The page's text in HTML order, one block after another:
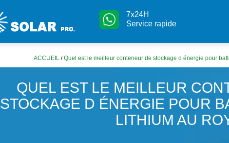
7x24H
Service rapide
ACCUEIL /Quel est le meilleur conteneur de stockage d énergie pour
QUEL EST LE MEILLEUR
STOCKAGE D ÉNERGIE POUR
LITHIUM AU